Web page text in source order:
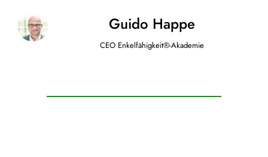
Guido Happe
CEO Enkelfähigkeit®-Akademie